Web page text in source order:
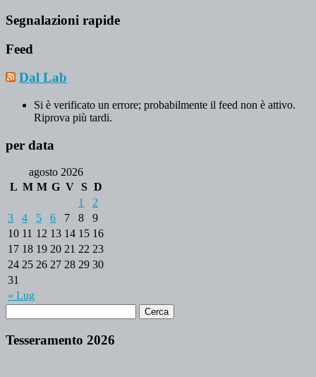
Segnalazioni rapide
Feed
Dal Lab
Si è verificato un errore; probabilmente il feed non è attivo.
Riprova più tardi.
per data
agosto 2026
L M M G V S D
« Lug
1
2
3
4 5 6 7 8
9
10 11 12 13 14 15 16
17 18 19 20 21 22 23
24 25 26 27 28 29 30
31
Tesseramento 2026